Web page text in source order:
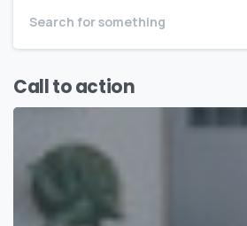
Call to action